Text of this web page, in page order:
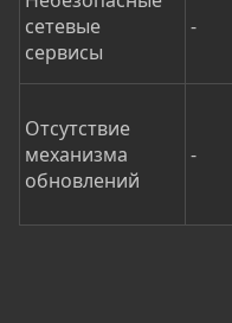
сетевые
сервисы
-
Отсутствие
механизма
обновлений
-